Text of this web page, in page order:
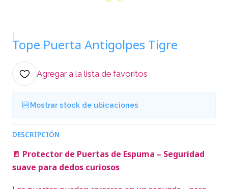
|
Tope Puerta Antigolpes Tigre
Agregar a la lista de favoritos
Mostrar stock de ubicaciones
DESCRIPCIÓN
🚪 Protector de Puertas de Espuma – Seguridad
suave para dedos curiosos